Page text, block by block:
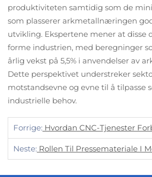
produktiviteten samtidig som de
som plasserer arkmetallnæringen
utvikling. Ekspertene mener at disse
forme industrien, med beregninger
årlig vekst på 5,5% i anvendelser av
Dette perspektivet understreker
motstandsevne og evne til å tilpasse
industrielle behov.
Forrige: Hvordan CNC-Tjenester Forbedrer
Neste: Rollen Til Pressemateriale I